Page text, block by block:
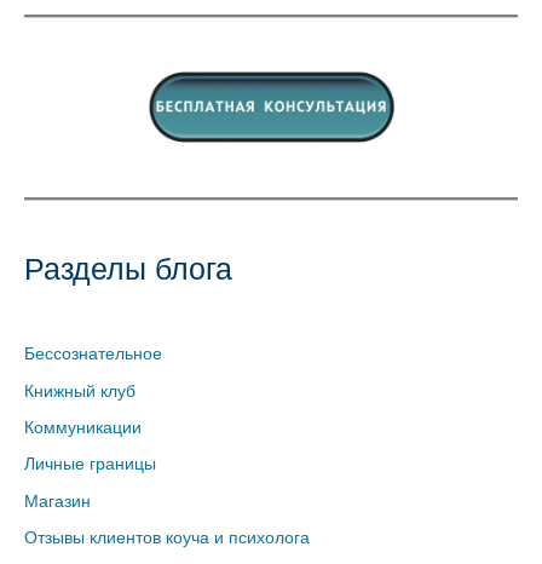
Разделы блога
Бессознательное
Книжный клуб
Коммуникации
Личные границы
Магазин
Отзывы клиентов коуча и психолога